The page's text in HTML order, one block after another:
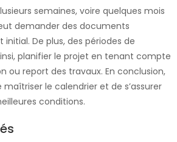
semaines, voire quelques mois
demander des documents
De plus, des périodes de
planifier le projet en tenant compte
ou report des travaux. En conclusion,
le calendrier et de s’assurer
conditions.